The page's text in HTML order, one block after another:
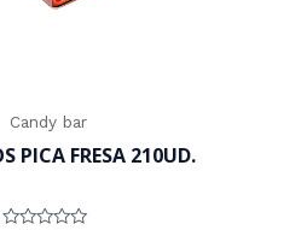
Candy bar
PICA FRESA 210UD.